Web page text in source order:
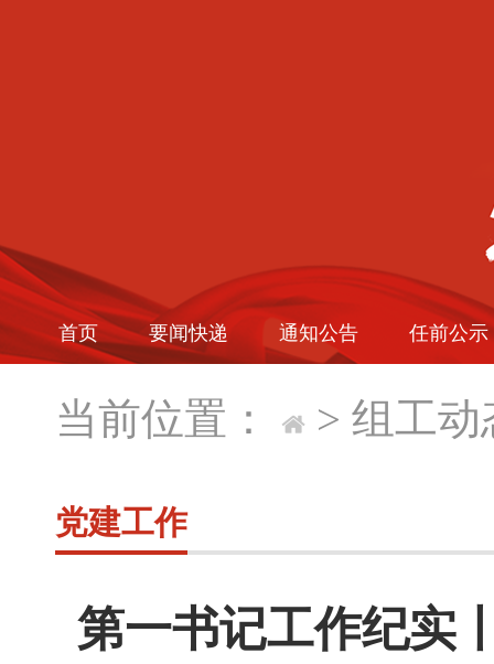
首页 要闻快递 通知公告 任前公示
当前位置： > 组工动
党建工作
第一书记工作纪实